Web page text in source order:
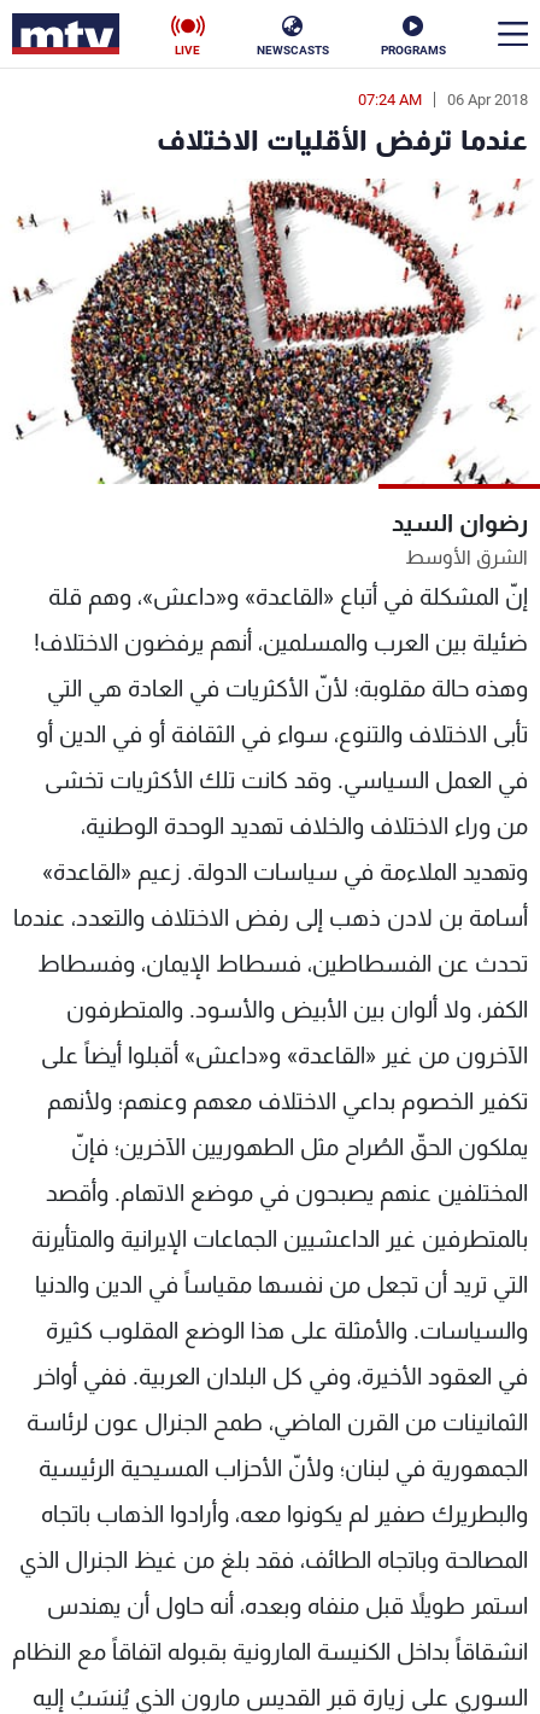
PROGRAMS
NEWSCASTS
LIVE
06 Apr 2018
07:24 AM
عندما ترفض الأقليات الاختلاف
رضوان السيد
الشرق الأوسط
إنّ المشكلة في أتباع «القاعدة» و«داعش»، وهم قلة
ضئيلة بين العرب والمسلمين، أنهم يرفضون الاختلاف!
وهذه حالة مقلوبة؛ لأنّ الأكثريات في العادة هي التي
تأبى الاختلاف والتنوع، سواء في الثقافة أو في الدين أو
في العمل السياسي. وقد كانت تلك الأكثريات تخشى
من وراء الاختلاف والخلاف تهديد الوحدة الوطنية،
وتهديد الملاءمة في سياسات الدولة. زعيم «القاعدة»
أسامة بن لادن ذهب إلى رفض الاختلاف والتعدد، عندما
تحدث عن الفسطاطين، فسطاط الإيمان، وفسطاط
الكفر، ولا ألوان بين الأبيض والأسود. والمتطرفون
الآخرون من غير «القاعدة» و«داعش» أقبلوا أيضاً على
تكفير الخصوم بداعي الاختلاف معهم وعنهم؛ ولأنهم
يملكون الحقّ الصُراح مثل الطهوريين الآخرين؛ فإنّ
المختلفين عنهم يصبحون في موضع الاتهام. وأقصد
بالمتطرفين غير الداعشيين الجماعات الإيرانية والمتأيرنة
التي تريد أن تجعل من نفسها مقياساً في الدين والدنيا
والسياسات. والأمثلة على هذا الوضع المقلوب كثيرة
في العقود الأخيرة، وفي كل البلدان العربية. ففي أواخر
الثمانينات من القرن الماضي، طمح الجنرال عون لرئاسة
الجمهورية في لبنان؛ ولأنّ الأحزاب المسيحية الرئيسية
والبطريرك صفير لم يكونوا معه، وأرادوا الذهاب باتجاه
المصالحة وباتجاه الطائف، فقد بلغ من غيظ الجنرال الذي
استمر طويلاً قبل منفاه وبعده، أنه حاول أن يهندس
انشقاقاً بداخل الكنيسة المارونية بقبوله اتفاقاً مع النظام
السوري على زيارة قبر القديس مارون الذي يُنسَبُ إليه
en
الأخبار
سياسة ناس
إقتصاد فن
منوعات رياضة
كأس العالم
جدول البرامج
شاهد البرامج
الترددات
الإنـتـاج
لاعلاناتكم
وظائف
تواصل معنا
شروط الإسـتخدام
سياسة الخصوصية